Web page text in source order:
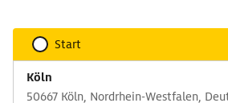
Start
Köln
50667 Köln, Nordrhein-Westfalen,